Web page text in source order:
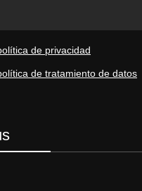
de privacidad
de tratamiento de datos